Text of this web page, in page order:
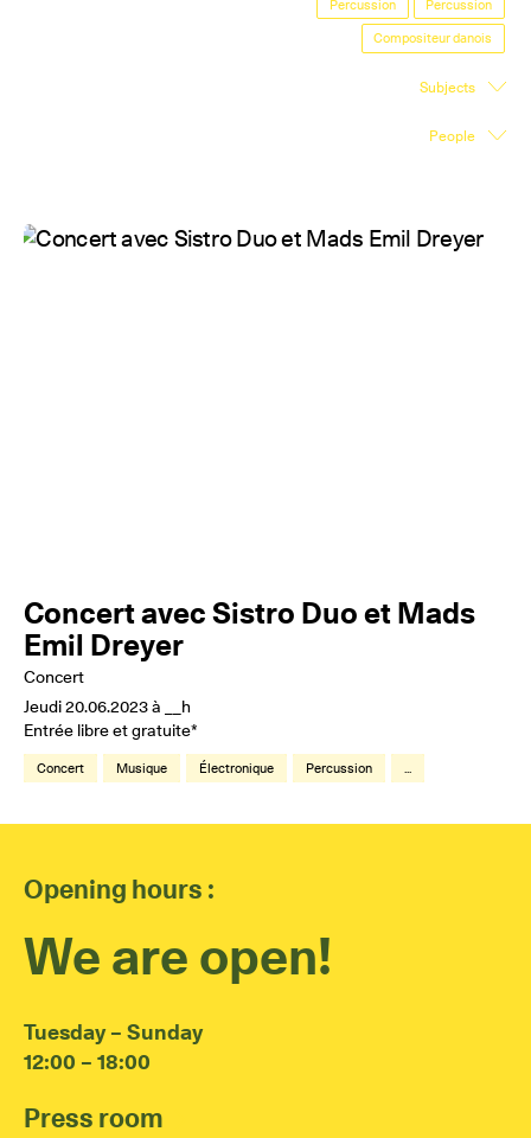
Fr
Percussion
Percussion
Compositeur danois
Subjects
People
Concert avec Sistro Duo et Mads
Emil Dreyer
Concert
Jeudi 20.06.2023 à __h
Entrée libre et gratuite*
Concert Musique Électronique Percussion ...
Opening hours :
We are open!
Tuesday – Sunday
12:00 – 18:00
Press room